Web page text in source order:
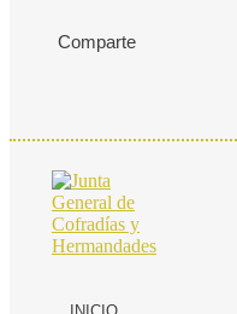
Comparte